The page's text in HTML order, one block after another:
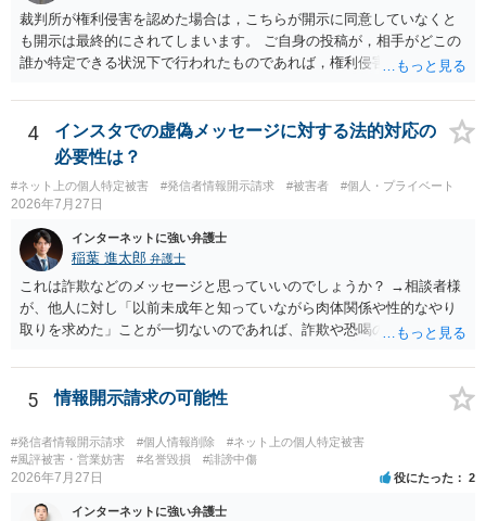
裁判所が権利侵害を認めた場合は，こちらが開示に同意していなくと
も開示は最終的にされてしまいます。 ご自身の投稿が，相手がどこの
誰か特定できる状況下で行われたものであれば，権利侵害性が認めら
いても，アカウントを特定したうえで，ネットストーカーとして晒し
たのであれば，かかる行為に権利侵害性が認められる可能性はあるで
しょう。
4
インスタでの虚偽メッセージに対する法的対応の
必要性は？
#ネット上の個人特定被害 #発信者情報開示請求 #被害者 #個人・プライベート
2026年7月27日
インターネットに強い弁護士
稲葉 進太郎 弁護士
これは詐欺などのメッセージと思っていいのでしょうか？ →相談者様
が、他人に対し「以前未成年と知っていながら肉体関係や性的なやり
取りを求めた」ことが一切ないのであれば、詐欺や恐喝の可能性が高
5 情報開示請求の可能性
#発信者情報開示請求 #個人情報削除
#ネット上の個人特定被害
#風評被害・営業妨害
#名誉毀損 #誹謗中傷
2026年7月27日 役にたった 2
インターネットに強い弁護士